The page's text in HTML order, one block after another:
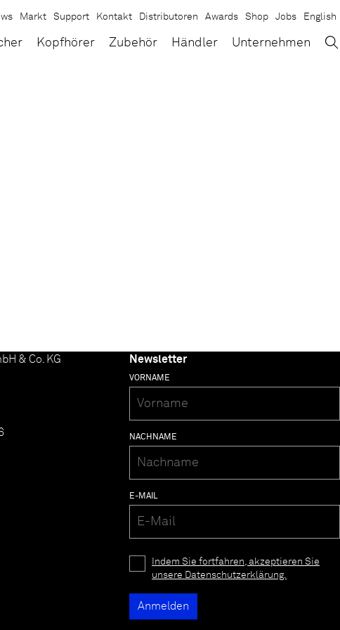
Kopfhörer Zubehör Händler Unternehmen
Markt Support Kontakt Distributoren Awards Shop Jobs English
& Co. KG
Newsletter
VORNAME
NACHNAME
E-MAIL
Indem Sie fortfahren, akzeptieren Sie
unsere Datenschutzerklärung.
→ ×